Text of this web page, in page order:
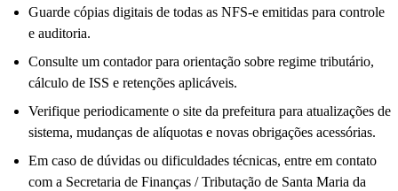
Guarde cópias digitais de todas as NFS-e emitidas para controle
e auditoria.
Consulte um contador para orientação sobre regime tributário,
cálculo de ISS e retenções aplicáveis.
Verifique periodicamente o site da prefeitura para atualizações de
sistema, mudanças de alíquotas e novas obrigações acessórias.
Em caso de dúvidas ou dificuldades técnicas, entre em contato
com a Secretaria de Finanças / Tributação de Santa Maria da